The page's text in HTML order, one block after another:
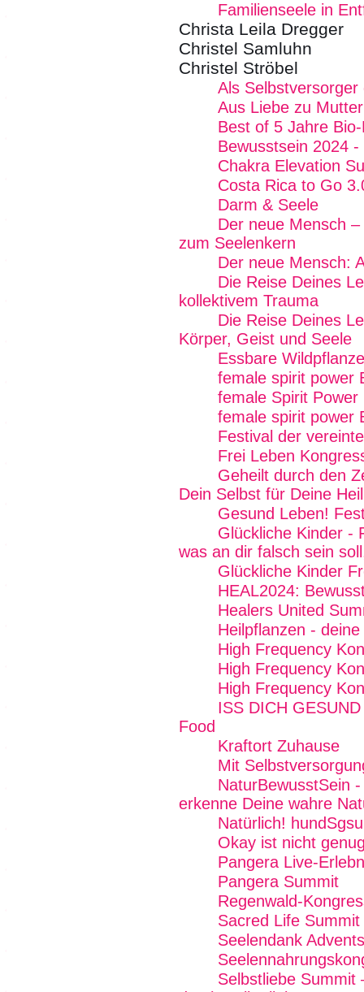
Familienseele in
Christa Leila Dregger
Christel Samluhn
Christel Ströbel
Als
Aus Liebe zu
Best of 5 Jahre
Bewusstsein 2024
Chakra Elevation
Costa Rica to Go
Darm & Seele
Der neue Mensch
zum Seelenkern
Der neue Mensch:
Die Reise Deines
kollektivem Trauma
Die Reise Deines
Körper, Geist und Seele
Essbare
female spirit power
female Spirit
female spirit power
Festival der
Frei Leben
Geheilt durch den
Dein Selbst für Deine
Gesund Leben!
Glückliche Kinder -
was an dir falsch sein
Glückliche Kinder
HEAL2024:
Healers United
Heilpflanzen -
High Frequency
High Frequency
High Frequency
ISS DICH
Food
Kraftort Zuhause
Mit
NaturBewusstSein
erkenne Deine wahre
Natürlich!
Okay ist nicht
Pangera Live-
Pangera Summit
Regenwald-
Sacred Life Summit
Seelendank
Selbstliebe Summit